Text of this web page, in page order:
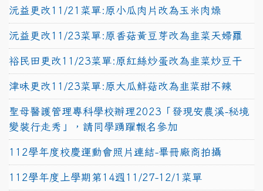
沅益更改11/21菜單:原小瓜肉片改為玉米肉燥
沅益更改11/23菜單:原香菇黃豆芽改為韭菜天婦羅
裕民田更改11/23菜單:原紅絲炒蛋改為韭菜炒豆干
津味更改11/23菜單:原大瓜鮮菇改為韭菜甜不辣
聖母醫護管理專科學校辦理2023「發現安農溪-秘境
變裝行走秀」，請同學踴躍報名參加
112學年度校慶運動會照片連結-畢冊廠商拍攝
112學年度上學期第14週11/27-12/1菜單